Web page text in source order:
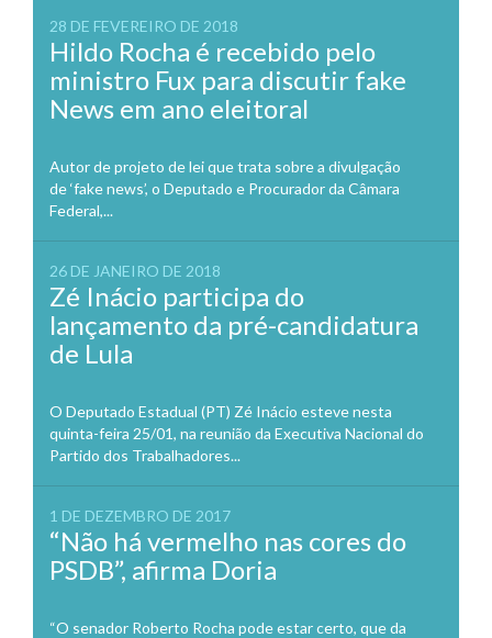
28 DE FEVEREIRO DE 2018
Hildo Rocha é recebido pelo
ministro Fux para discutir fake
News em ano eleitoral
Autor de projeto de lei que trata sobre a divulgação
de ‘fake news’, o Deputado e Procurador da Câmara
Federal,...
26 DE JANEIRO DE 2018
Zé Inácio participa do
lançamento da pré-candidatura
de Lula
O Deputado Estadual (PT) Zé Inácio esteve nesta
quinta-feira 25/01, na reunião da Executiva Nacional do
Partido dos Trabalhadores...
1 DE DEZEMBRO DE 2017
“Não há vermelho nas cores do
PSDB”, afirma Doria
“O senador Roberto Rocha pode estar certo, que da